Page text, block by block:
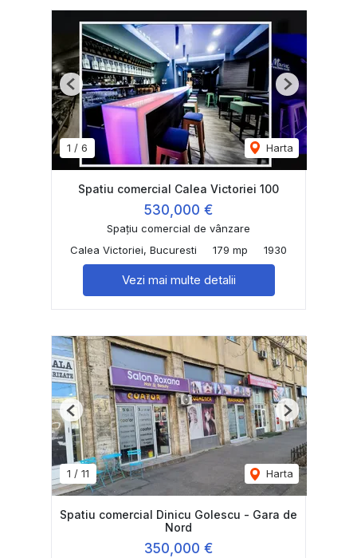
1 / 6 Harta
Previous Next
Spatiu comercial Calea Victoriei 100
530,000 €
Spațiu comercial de vânzare
Calea Victoriei, Bucuresti
179 mp 1930
Vezi mai multe detalii
1 / 11 Harta
Previous Next
Spatiu comercial Dinicu Golescu - Gara de
Nord
350,000 €